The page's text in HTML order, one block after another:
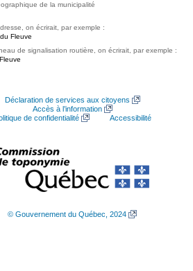
de la municipalité
on écrirait, par exemple :
Fleuve
de signalisation routière, on écrirait, par exemple :
Déclaration de services aux citoyens
Accès à l’information
de confidentialité
Accessibilité
© Gouvernement du Québec, 2024